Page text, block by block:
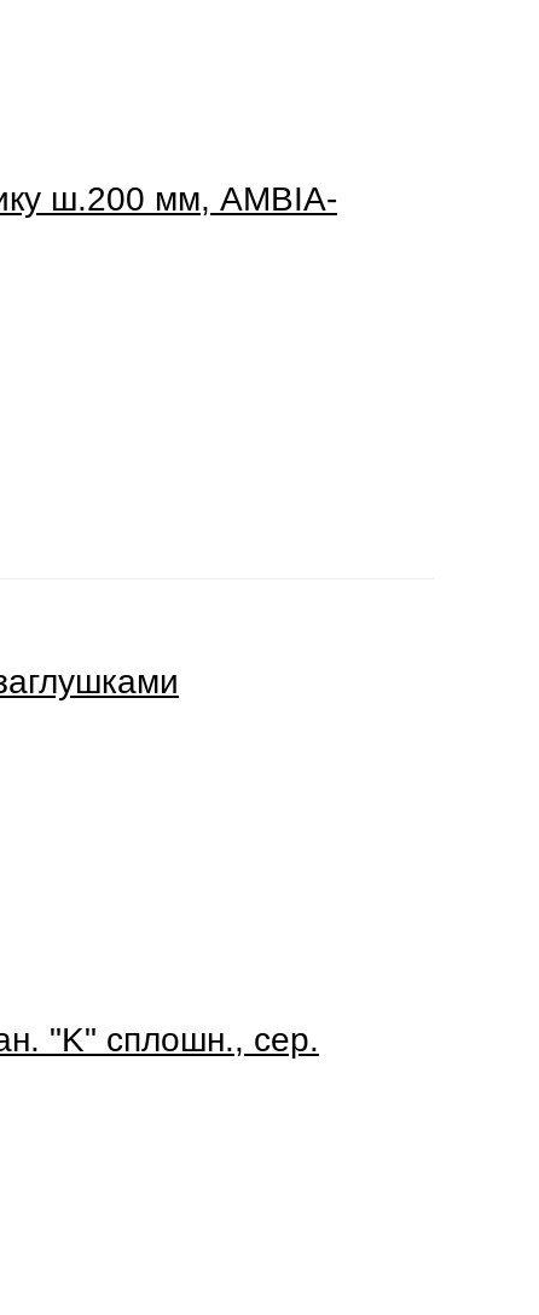
ш.200 мм, AMBIA-
"K" сплошн., сер.